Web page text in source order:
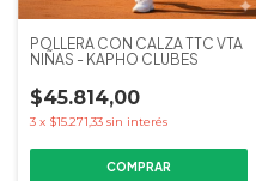
POLLERA CON CALZA TTC VTA
NIÑAS - KAPHO CLUBES
$45.814,00
3 x $15.271,33 sin interés
COMPRAR